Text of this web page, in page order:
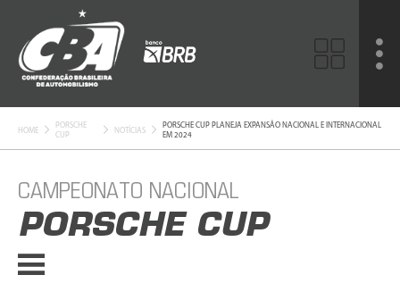
HOME
PORSCHE
CUP
NOTÍCIAS
PORSCHE CUP PLANEJA EXPANSÃO NACIONAL E INTERNACIONAL
EM 2024
CAMPEONATO NACIONAL
PORSCHE CUP